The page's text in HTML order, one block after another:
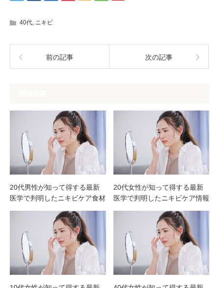
40代 ニキビ
前の記事 次の記事
20代男性が知って得する最新
医学で判明したニキビケア食材
20代女性が知って得する最新
医学で判明したニキビケア情報